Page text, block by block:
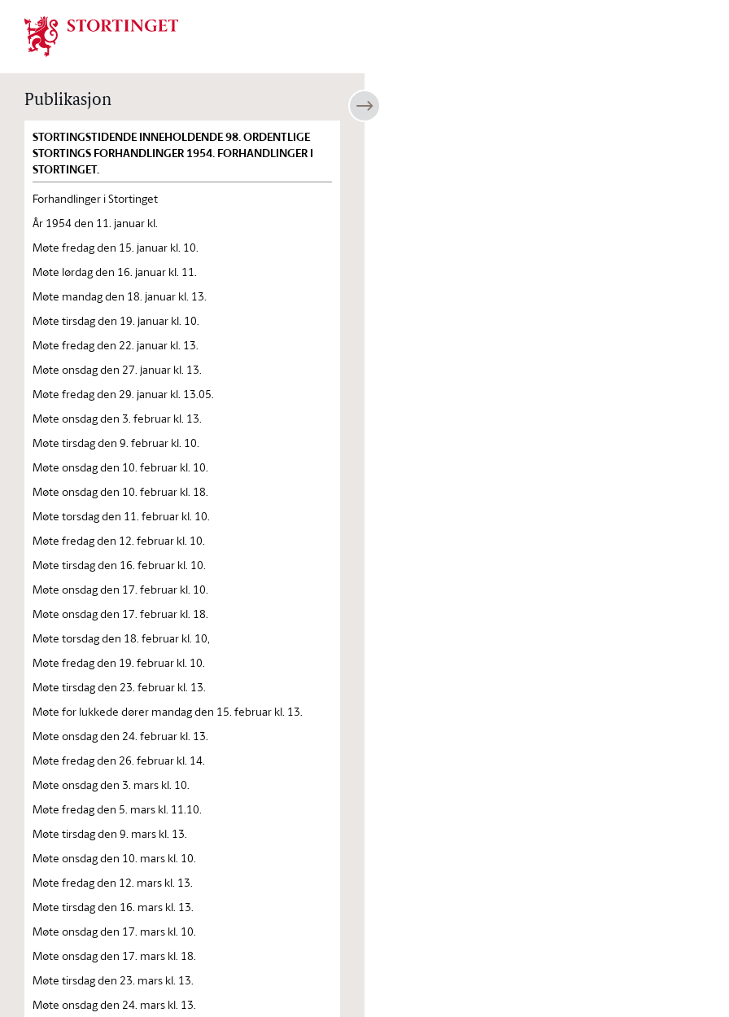
Stortinget.no
Publikasjon
STORTINGSTIDENDE INNEHOLDENDE 98. ORDENTLIGE
STORTINGS FORHANDLINGER 1954. FORHANDLINGER I
STORTINGET.
Forhandlinger i Stortinget
År 1954 den 11. januar kl.
Møte fredag den 15. januar kl. 10.
Møte lørdag den 16. januar kl. 11.
Møte mandag den 18. januar kl. 13.
Møte tirsdag den 19. januar kl. 10.
Møte fredag den 22. januar kl. 13.
Møte onsdag den 27. januar kl. 13.
Møte fredag den 29. januar kl. 13.05.
Møte onsdag den 3. februar kl. 13.
Møte tirsdag den 9. februar kl. 10.
Møte onsdag den 10. februar kl. 10.
Møte onsdag den 10. februar kl. 18.
Møte torsdag den 11. februar kl. 10.
Møte fredag den 12. februar kl. 10.
Møte tirsdag den 16. februar kl. 10.
Møte onsdag den 17. februar kl. 10.
Møte onsdag den 17. februar kl. 18.
Møte torsdag den 18. februar kl. 10,
Møte fredag den 19. februar kl. 10.
Møte tirsdag den 23. februar kl. 13.
Møte for lukkede dører mandag den 15. februar kl. 13.
Møte onsdag den 24. februar kl. 13.
Møte fredag den 26. februar kl. 14.
Møte onsdag den 3. mars kl. 10.
Møte fredag den 5. mars kl. 11.10.
Møte tirsdag den 9. mars kl. 13.
Møte onsdag den 10. mars kl. 10.
Møte fredag den 12. mars kl. 13.
Møte tirsdag den 16. mars kl. 13.
Møte onsdag den 17. mars kl. 10.
Møte onsdag den 17. mars kl. 18.
Møte tirsdag den 23. mars kl. 13.
Møte onsdag den 24. mars kl. 13.